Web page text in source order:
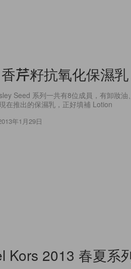
芹籽抗氧化保濕乳
Seed 系列一共有8位成員，有卸妝油
年1月29日
Kors 2013 春夏系列
Kors 的 Showroom，首先便被繽紛